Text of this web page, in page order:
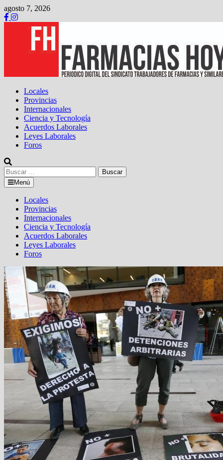
Saltar
al
contenido
agosto 7, 2026
Locales
Provincias
Internacionales
Ciencia y Tecnología
Acuerdos Laborales
Leyes Laborales
Foros
Buscar:
Menú
Locales
Provincias
Internacionales
Ciencia y Tecnología
Acuerdos Laborales
Leyes Laborales
Foros